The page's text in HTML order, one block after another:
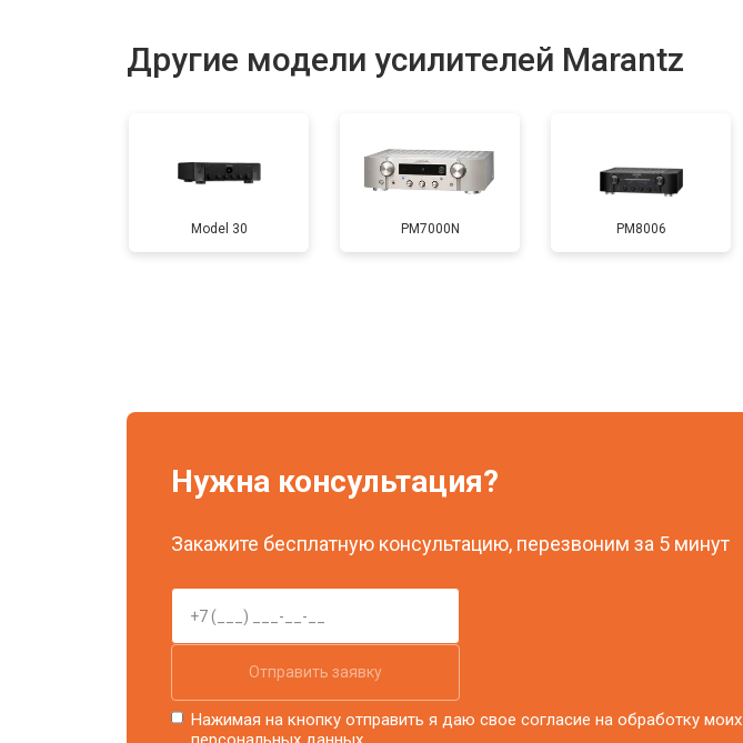
Другие модели усилителей Marantz
Model 30 PM7000N PM8006
Нужна консультация?
Закажите бесплатную консультацию, перезвоним за 5 минут
Отправить заявку
Нажимая на кнопку отправить я даю свое согласие на обработку моих